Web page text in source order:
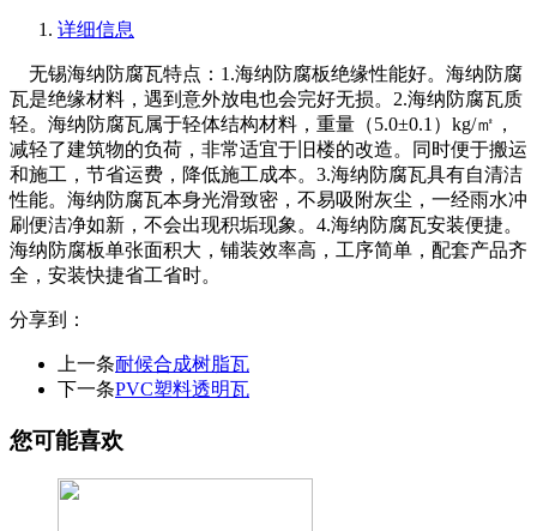
详细信息
无锡海纳防腐瓦特点：1.海纳防腐板绝缘性能好。海纳防腐
瓦是绝缘材料，遇到意外放电也会完好无损。2.海纳防腐瓦质
轻。海纳防腐瓦属于轻体结构材料，重量（5.0±0.1）kg/㎡，
减轻了建筑物的负荷，非常适宜于旧楼的改造。同时便于搬运
和施工，节省运费，降低施工成本。3.海纳防腐瓦具有自清洁
性能。海纳防腐瓦本身光滑致密，不易吸附灰尘，一经雨水冲
刷便洁净如新，不会出现积垢现象。4.海纳防腐瓦安装便捷。
海纳防腐板单张面积大，铺装效率高，工序简单，配套产品齐
全，安装快捷省工省时。
分享到：
上一条耐候合成树脂瓦
下一条PVC塑料透明瓦
您可能喜欢